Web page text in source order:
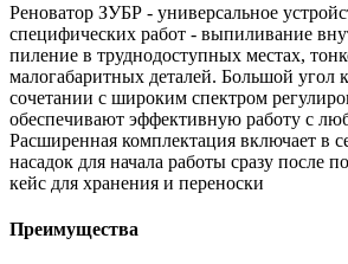
Реноватор ЗУБР - универсальное
специфических работ - выпиливание
пиление в труднодоступных местах,
малогабаритных деталей. Большой угол
сочетании с широким спектром
обеспечивают эффективную работу с
Расширенная комплектация включает в
насадок для начала работы сразу после
кейс для хранения и переноски
Преимущества